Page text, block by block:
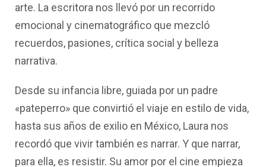
arte. La escritora nos llevó por un recorrido
emocional y cinematográfico que mezcló
recuerdos, pasiones, crítica social y belleza
narrativa.
Desde su infancia libre, guiada por un padre
«pateperro» que convirtió el viaje en estilo de vida,
hasta sus años de exilio en México, Laura nos
recordó que vivir también es narrar. Y que narrar,
para ella, es resistir. Su amor por el cine empieza